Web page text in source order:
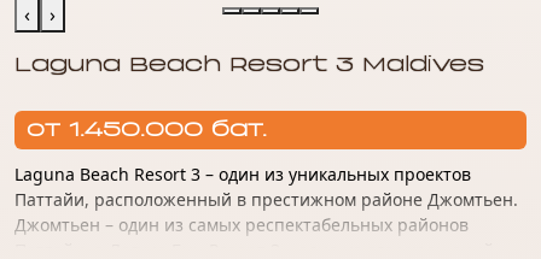
‹ ›
Laguna Beach Resort 3 Maldives
от 1.450.000 бат.
Laguna Beach Resort 3 – один из уникальных проектов
Паттайи, расположенный в престижном районе Джомтьен.
Джомтьен – один из самых респектабельных районов